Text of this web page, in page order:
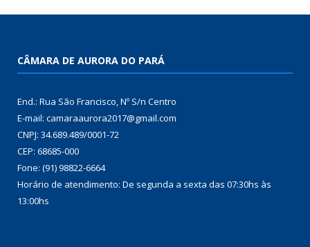
CÂMARA DE AURORA DO PARÁ
End.: Rua São Francisco, Nº S/n Centro
E-mail: camaraaurora2017@gmail.com
CNPJ: 34.689.489/0001-72
CEP: 68685-000
Fone: (91) 98822-6664
Horário de atendimento: De segunda a sexta das 07:30hs às
13:00hs